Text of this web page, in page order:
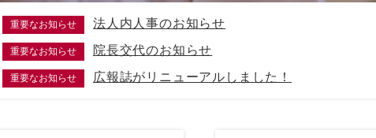
重要なお知らせ
法人内人事のお知らせ
重要なお知らせ
院長交代のお知らせ
重要なお知らせ 広報誌がリニューアルしました！